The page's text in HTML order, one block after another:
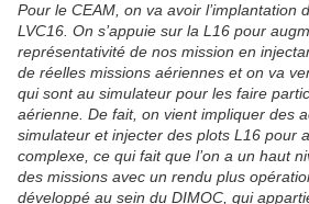
Pour le CEAM, on va avoir l’implantation
LVC16. On s’appuie sur la L16 pour
représentativité de nos mission en
de réelles missions aériennes et on va
qui sont au simulateur pour les faire
aérienne. De fait, on vient impliquer des
simulateur et injecter des plots L16 pour
complexe, ce qui fait que l’on a un haut
des missions avec un rendu plus
développé au sein du DIMOC, qui